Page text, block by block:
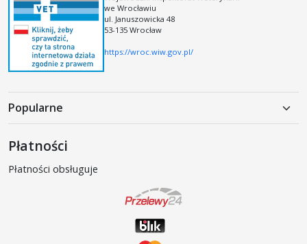
Regulamin kodów i kuponów rabatowych
Logowanie
we Wrocławiu
ul. Januszowicka 48
53-135 Wrocław
https://wroc.wiw.gov.pl/
Popularne
Karma mokra dla psa
Karma sucha dla psa
Produkty weterynaryjne
Płatności
Płatności obsługuje